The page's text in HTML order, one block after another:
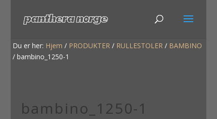
Du er her: Hjem / PRODUKTER / RULLESTOLER / BAMBINO
/bambino_1250-1
bambino_1250-1